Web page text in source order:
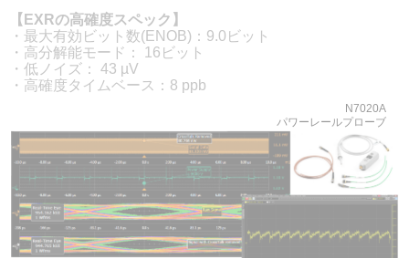
【EXRの高確度スペック】
・最大有効ビット数(ENOB)：9.0ビット
・高分解能モード： 16ビット
・低ノイズ： 43 µV
・高確度タイムベース：8 ppb
N7020A
パワーレールプローブ